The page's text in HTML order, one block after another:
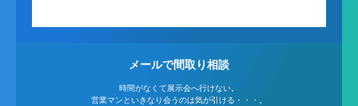
メールで間取り相談
時間がなくて展示会へ行けない。
営業マンといきなり会うのは気が引ける・・・。